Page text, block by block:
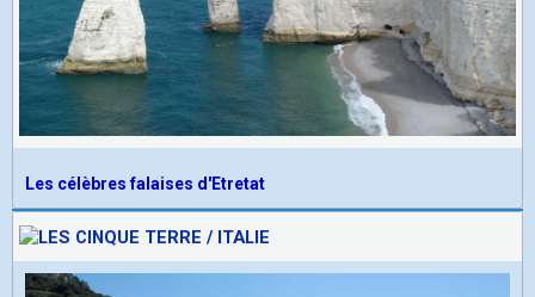
Les célèbres falaises d'Etretat